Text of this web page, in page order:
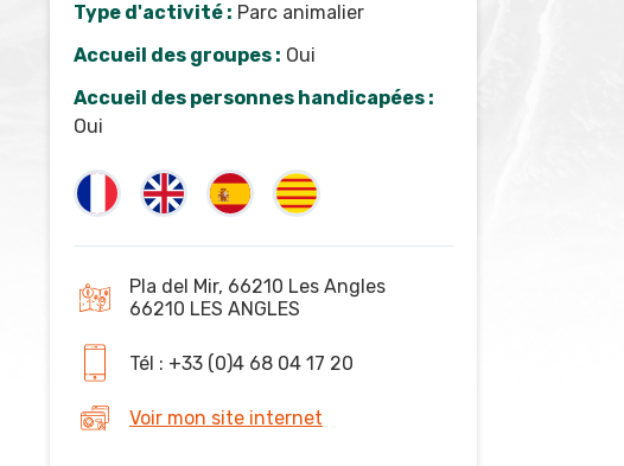
Type d'activité : Parc animalier
Accueil des groupes : Oui
Accueil des personnes handicapées :
Oui
Pla del Mir, 66210 Les Angles
66210 LES ANGLES
Tél : +33 (0)4 68 04 17 20
Voir mon site internet